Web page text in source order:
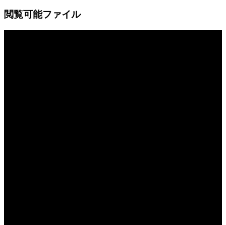
閲覧可能ファイル